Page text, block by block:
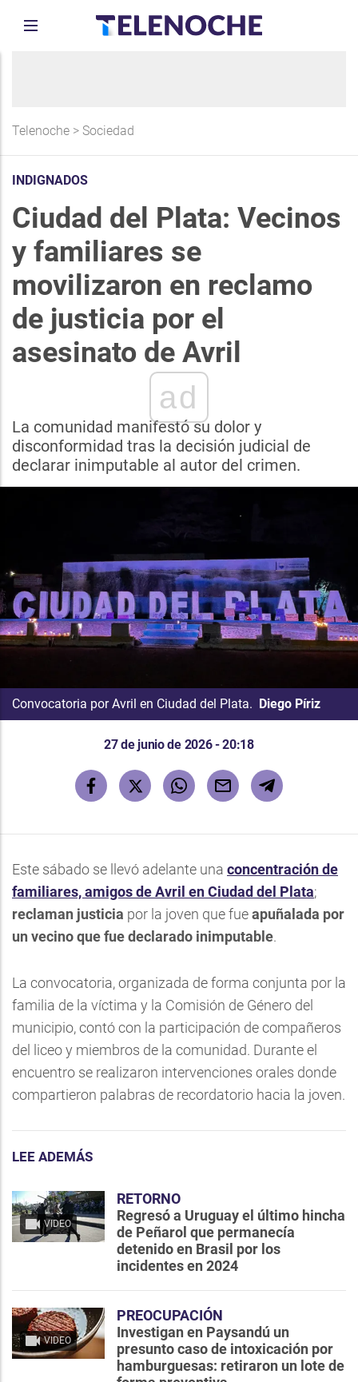
Telenoche > Sociedad
INDIGNADOS
Ciudad del Plata: Vecinos
y familiares se
movilizaron en reclamo
de justicia por el
asesinato de Avril
ad
La comunidad manifestó su dolor y
disconformidad tras la decisión judicial de
declarar inimputable al autor del crimen.
Convocatoria por Avril en Ciudad del Plata. Diego Píriz
27 de junio de 2026 - 20:18
Este sábado se llevó adelante una concentración de
familiares, amigos de Avril en Ciudad del Plata;
reclaman justicia por la joven que fueapuñalada por
un vecino que fue declarado inimputable.
La convocatoria, organizada de forma conjunta por la
familia de la víctima y la Comisión de Género del
municipio, contó con la participación de compañeros
del liceo y miembros de la comunidad. Durante el
encuentro se realizaron intervenciones orales donde
compartieron palabras de recordatorio hacia la joven.
LEE ADEMÁS
VIDEO
RETORNO
Regresó a Uruguay el último hincha
de Peñarol que permanecía
detenido en Brasil por los
incidentes en 2024
VIDEO
PREOCUPACIÓN
Investigan en Paysandú un
presunto caso de intoxicación por
hamburguesas: retiraron un lote de